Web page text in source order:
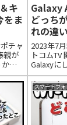
キ
をま
チャ
親が
ら
16万
く
信
年間
Galaxy
どっち
れの違
格・ゲ
質・デ
ー・バ
2023年7
トコムTV
Galaxyに
で迷いま
ですし、
ップで４
れてたの
A53にし...
スマートフォ